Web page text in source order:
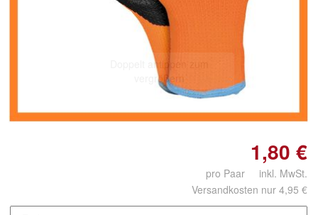
Doppelt antippen zum
vergrößern
1,80 €
pro Paar inkl. MwSt.
Versandkosten nur 4,95 €